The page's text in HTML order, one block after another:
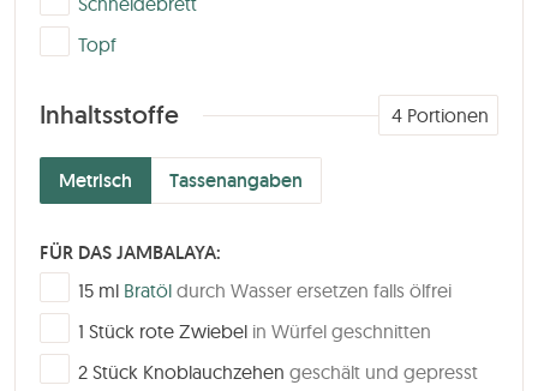
▢
Topf
Inhaltsstoffe
Metrisch Tassenangaben
4 Portionen
FÜR DAS JAMBALAYA:
▢
15 ml Bratöl durch Wasser ersetzen falls ölfrei
▢1 Stück rote Zwiebel in Würfel geschnitten
▢
2 Stück Knoblauchzehen geschält und gepresst